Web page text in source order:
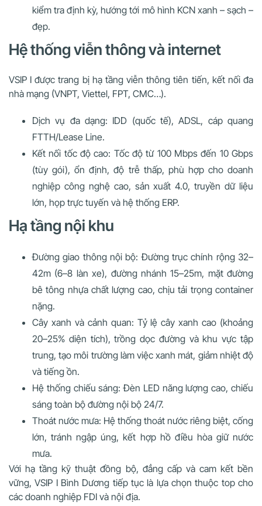
kiểm tra định kỳ, hướng tới mô hình KCN xanh – sạch –
đẹp.
Hệ thống viễn thông và internet
VSIP I được trang bị hạ tầng viễn thông tiên tiến, kết nối đa
nhà mạng (VNPT, Viettel, FPT, CMC…).
Dịch vụ đa dạng: IDD (quốc tế), ADSL, cáp quang
FTTH/Lease Line.
Kết nối tốc độ cao: Tốc độ từ 100 Mbps đến 10 Gbps
(tùy gói), ổn định, độ trễ thấp, phù hợp cho doanh
nghiệp công nghệ cao, sản xuất 4.0, truyền dữ liệu
lớn, họp trực tuyến và hệ thống ERP.
Hạ tầng nội khu
Đường giao thông nội bộ: Đường trục chính rộng 32–
42m (6–8 làn xe), đường nhánh 15–25m, mặt đường
bê tông nhựa chất lượng cao, chịu tải trọng container
nặng.
Cây xanh và cảnh quan: Tỷ lệ cây xanh cao (khoảng
20–25% diện tích), trồng dọc đường và khu vực tập
trung, tạo môi trường làm việc xanh mát, giảm nhiệt độ
và tiếng ồn.
Hệ thống chiếu sáng: Đèn LED năng lượng cao, chiếu
sáng toàn bộ đường nội bộ 24/7.
Thoát nước mưa: Hệ thống thoát nước riêng biệt, cống
lớn, tránh ngập úng, kết hợp hồ điều hòa giữ nước
mưa.
Với hạ tầng kỹ thuật đồng bộ, đẳng cấp và cam kết bền
vững, VSIP I Bình Dương tiếp tục là lựa chọn thuộc top cho
các doanh nghiệp FDI và nội địa.